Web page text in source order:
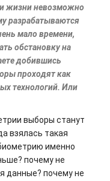
жизни невозможно
разрабатываются
мало времени,
обстановку на
добившись
проходят как
технологий. Или
выборы станут
взялась такая
именно
почему не
данные? почему не